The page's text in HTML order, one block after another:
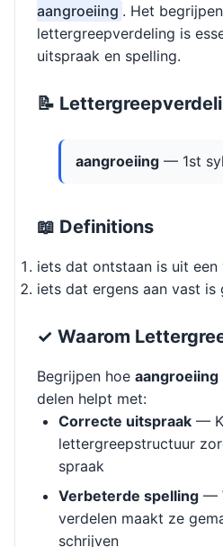
aangroeiing . Het
lettergreepverdeling is
uitspraak en spelling.
📝
aangroeiing — 1st
📖 Definitions
iets dat ontstaan is uit een
iets dat ergens aan vast is
✓ Waarom
Begrijpen hoe aangroeiing
delen helpt met:
Correcte uitspraak —
lettergreepstructuur
spraak
Verbeterde spelling —
verdelen maakt ze
schrijven